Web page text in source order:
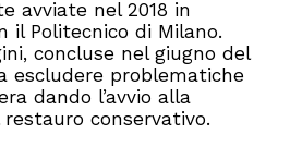
avviate nel 2018 in
il Politecnico di Milano.
concluse nel giugno del
escludere problematiche
dando l’avvio alla
conservativo.